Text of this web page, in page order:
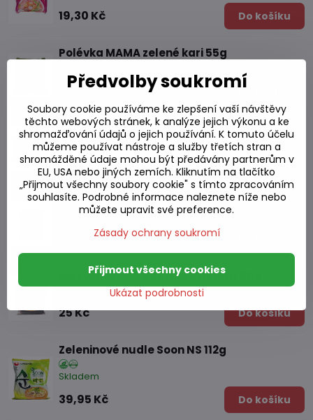
19,30 Kč Do košíku
Polévka MAMA zelené kari 55g
16,03 Kč Do košíku
Polévka MAMA s vepřovou příchutí 50g
Skladem
17,12 Kč Do košíku
Polévka MAMA s kuřecí příchutí 55g
Skladem
16,03 Kč
Polévka MAMA s kuřecí příchutí 90g
Skladem
25 Kč Do košíku
Zeleninové nudle Soon NS 112g
Skladem
39,95 Kč Do košíku
Předvolby soukromí
Soubory cookie používáme ke zlepšení vaší návštěvy
těchto webových stránek, k analýze jejich výkonu a ke
shromažďování údajů o jejich používání. K tomuto účelu
můžeme používat nástroje a služby třetích stran a
shromážděné údaje mohou být předávány partnerům v
EU, USA nebo jiných zemích. Kliknutím na tlačítko
„Přijmout všechny soubory cookie" s tímto zpracováním
souhlasíte. Podrobné informace naleznete níže nebo
můžete upravit své preference.
Zásady ochrany soukromí
Ukázat podrobnosti
Přijmout všechny cookies